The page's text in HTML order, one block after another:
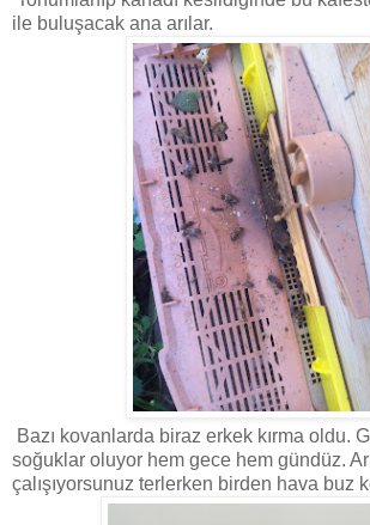
ile buluşacak ana arılar.
Bazı kovanlarda biraz erkek kırma oldu.
soğuklar oluyor hem gece hem gündüz.
çalışıyorsunuz terlerken birden hava buz